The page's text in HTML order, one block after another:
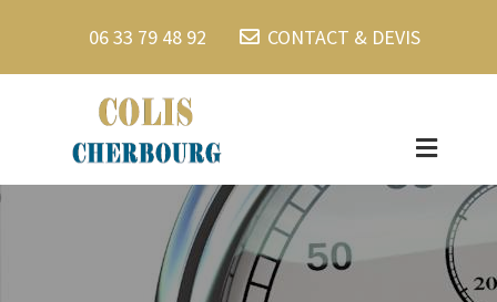
06 33 79 48 92 CONTACT & DEVIS